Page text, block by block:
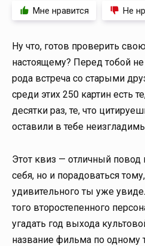
Мне нравится Не
Ну что, готов проверить
настоящему? Перед тобой не
рода встреча со старыми
среди этих 250 картин есть
десятки раз, те, что
оставили в тебе
Этот квиз — отличный повод
себя, но и порадоваться
удивительного ты уже
того второстепенного
угадать год выхода
название фильма по одному